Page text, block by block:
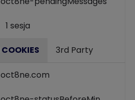
1 sesja
3rd Party
oct8ne.com